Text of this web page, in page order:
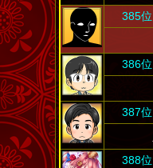
385位
386位
387位
388位